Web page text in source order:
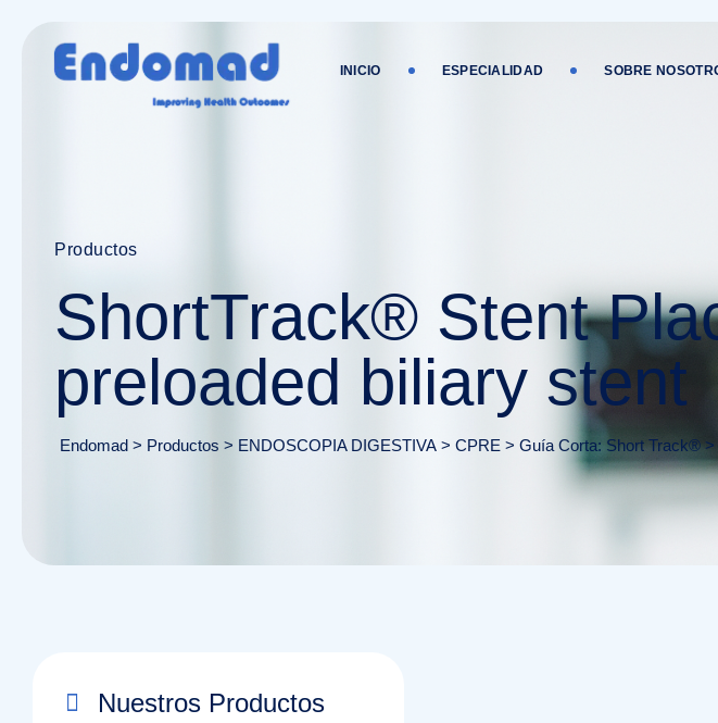
INICIO ESPECIALIDAD SOBRE
Productos
ShortTrack® Stent
preloaded biliary stent
Endomad > Productos > ENDOSCOPIA DIGESTIVA > CPRE > Guía Corta: Short Track®>
Nuestros Productos